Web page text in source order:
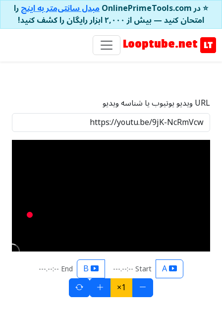
⭐ در OnlinePrimeTools.com مبدل سانتی‌متر به اینچرا
امتحان کنید — بیش از ۲,۰۰۰ ابزار رایگان را کشف کنید!
URL ویدیو یوتیوب یا شناسه ویدیو
Start --:--.---
End --:--.---
1×